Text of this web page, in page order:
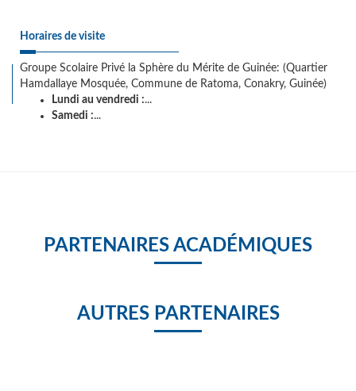
Horaires de visite
Groupe Scolaire Privé la Sphère du Mérite de Guinée: (Quartier
Hamdallaye Mosquée, Commune de Ratoma, Conakry, Guinée)
Lundi au vendredi :...
Samedi :...
PARTENAIRES ACADÉMIQUES
AUTRES PARTENAIRES